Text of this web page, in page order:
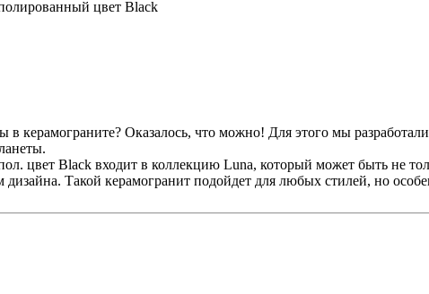
цвет Black
керамограните? Оказалось, что можно! Для этого мы
цвет Black входит в коллекцию Luna, который может быть не
Такой керамогранит подойдет для любых стилей, но